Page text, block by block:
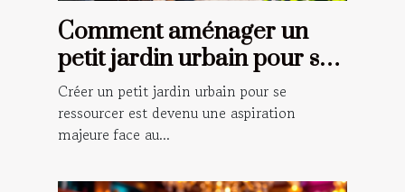
Comment aménager un
petit jardin urbain pour se
ressourcer ?
Créer un petit jardin urbain pour se
ressourcer est devenu une aspiration
majeure face au...